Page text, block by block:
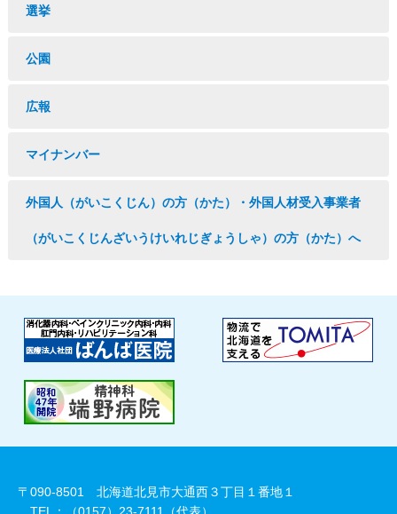
選挙
公園
広報
マイナンバー
外国人（がいこくじん）の方（かた）・外国人材受入事業者
（がいこくじんざいうけいれじぎょうしゃ）の方（かた）へ
〒090-8501 北海道北見市大通西３丁目１番地１